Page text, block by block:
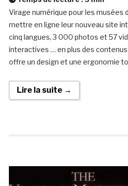
Virage numérique pour les musées
mettre en ligne leur nouveau site
cinq langues, 3 000 photos et 57
interactives … en plus des
offre un design et une ergonomie
Lire la suite →